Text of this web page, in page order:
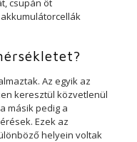
csupán öt
Az egyik az
keresztül közvetlenül
másik pedig a
Ezek az
helyein voltak